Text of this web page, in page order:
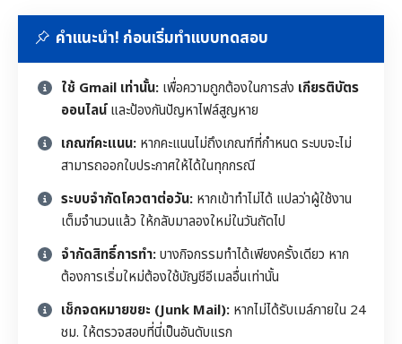
คำแนะนำ! ก่อนเริ่มทำแบบทดสอบ
ใช้ Gmail เท่านั้น: เพื่อความถูกต้องในการส่ง เกียรติบัตร
ออนไลน์และป้องกันปัญหาไฟล์สูญหาย
เกณฑ์คะแนน: หากคะแนนไม่ถึงเกณฑ์ที่กำหนด ระบบจะไม่
สามารถออกใบประกาศให้ได้ในทุกกรณี
ระบบจำกัดโควตาต่อวัน: หากเข้าทำไม่ได้ แปลว่าผู้ใช้งาน
เต็มจำนวนแล้ว ให้กลับมาลองใหม่ในวันถัดไป
จำกัดสิทธิ์การทำ:บางกิจกรรมทำได้เพียงครั้งเดียว หาก
ต้องการเริ่มใหม่ต้องใช้บัญชีอีเมลอื่นเท่านั้น
เช็กจดหมายขยะ (Junk Mail): หากไม่ได้รับเมล์ภายใน 24
ชม. ให้ตรวจสอบที่นี่เป็นอันดับแรก